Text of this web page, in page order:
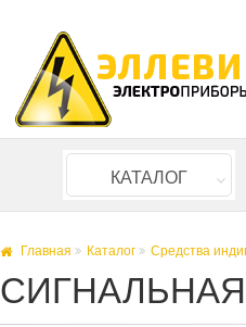
КАТАЛОГ
Главная Каталог Средства